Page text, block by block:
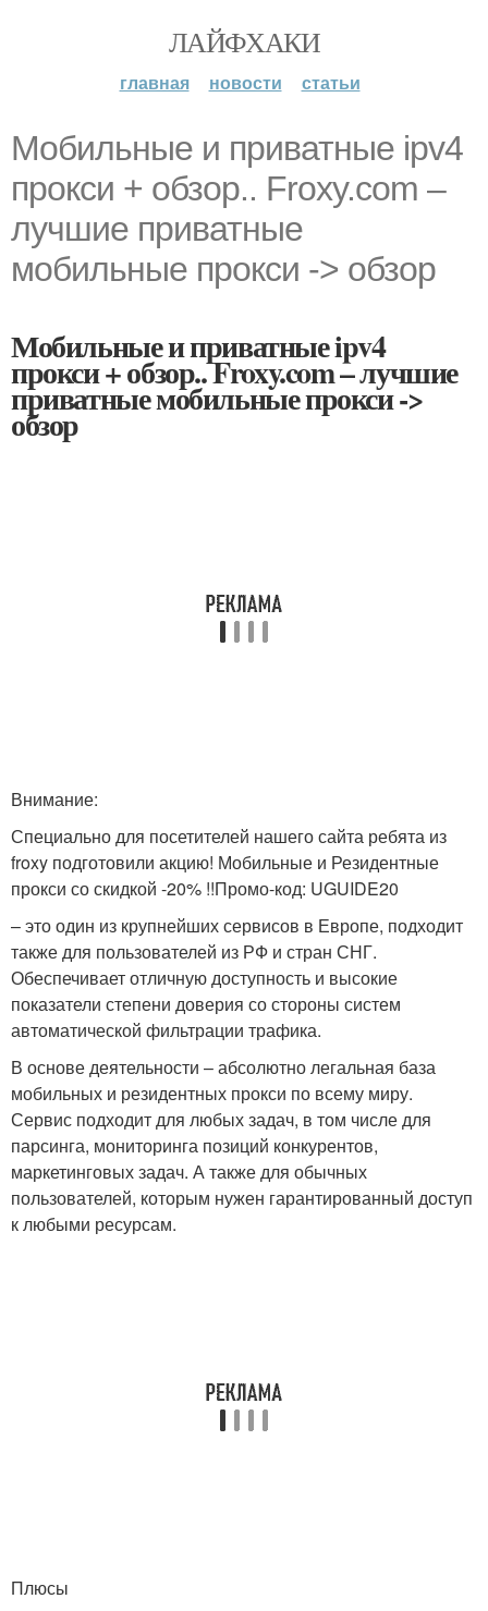
ЛАЙФХАКИ
главная новости статьи
Мобильные и приватные ipv4
прокси + обзор.. Froxy.com –
лучшие приватные
мобильные прокси -> обзор
Мобильные и приватные ipv4
прокси + обзор.. Froxy.com – лучшие
приватные мобильные прокси ->
обзор
Внимание:
Специально для посетителей нашего сайта ребята из
froxy подготовили акцию! Мобильные и Резидентные
прокси со скидкой -20% !!Промо-код: UGUIDE20
– это один из крупнейших сервисов в Европе, подходит
также для пользователей из РФ и стран СНГ.
Обеспечивает отличную доступность и высокие
показатели степени доверия со стороны систем
автоматической фильтрации трафика.
В основе деятельности – абсолютно легальная база
мобильных и резидентных прокси по всему миру.
Сервис подходит для любых задач, в том числе для
парсинга, мониторинга позиций конкурентов,
маркетинговых задач. А также для обычных
пользователей, которым нужен гарантированный доступ
к любыми ресурсам.
Плюсы